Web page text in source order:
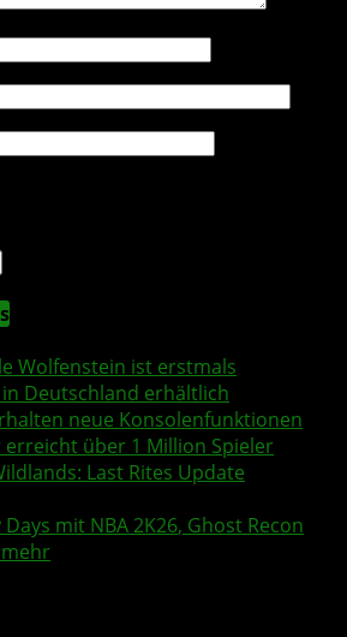
Wolfenstein ist erstmals
Deutschland erhältlich
neue Konsolenfunktionen
erreicht über 1 Million Spieler
: Last Rites Update
Days mit NBA 2K26, Ghost Recon